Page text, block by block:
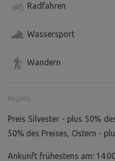
Radfahren
Wassersport
Wandern
Regeln
Preis Silvester - plus 50%
50% des Preises, Ostern -
Ankunft frühestens am: